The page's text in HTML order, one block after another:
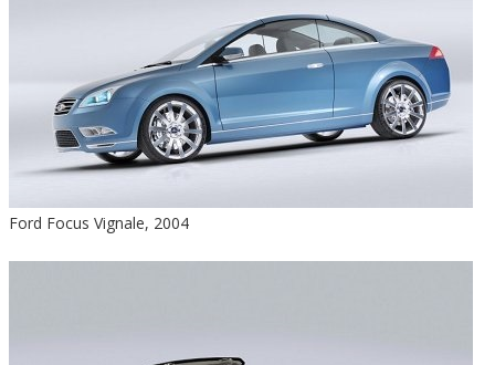
Ford Focus Vignale, 2004